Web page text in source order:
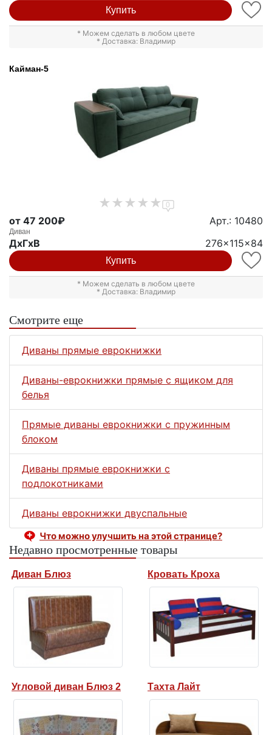
Купить
* Можем сделать в любом цвете
* Доставка: Владимир
Кайман-5
0
от 47 200₽ Арт.: 10480
Диван
ДxГxВ 276x115x84
Купить
* Можем сделать в любом цвете
* Доставка: Владимир
Смотрите еще
Диваны прямые еврокнижки
Диваны-еврокнижки прямые с ящиком для
белья
Прямые диваны еврокнижки с пружинным
блоком
Диваны прямые еврокнижки с
подлокотниками
Диваны еврокнижки двуспальные
Что можно улучшить на этой странице?
Недавно просмотренные товары
Диван Блюз Кровать Кроха
Угловой диван Блюз 2 Тахта Лайт